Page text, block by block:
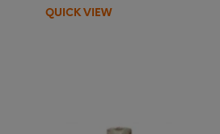
QUICK VIEW